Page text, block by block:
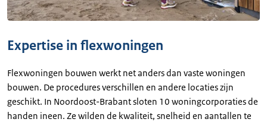
Expertise in flexwoningen
Flexwoningen bouwen werkt net anders dan vaste woningen
bouwen. De procedures verschillen en andere locaties zijn
geschikt. In Noordoost-Brabant sloten 10 woningcorporaties de
handen ineen. Ze wilden de kwaliteit, snelheid en aantallen te